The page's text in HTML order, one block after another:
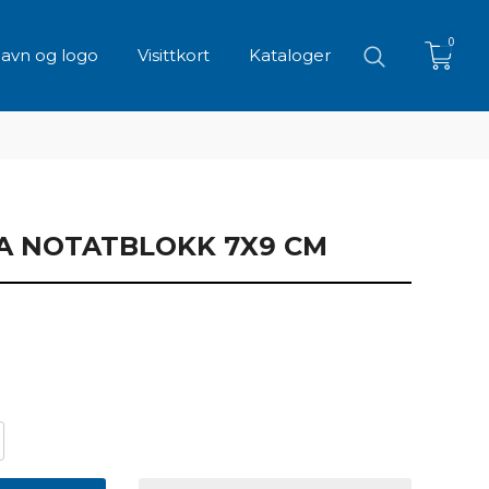
og logo Visittkort Kataloger
0
NOTATBLOKK 7X9 CM